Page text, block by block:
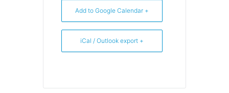
+ Add to Google Calendar
+ iCal / Outlook export